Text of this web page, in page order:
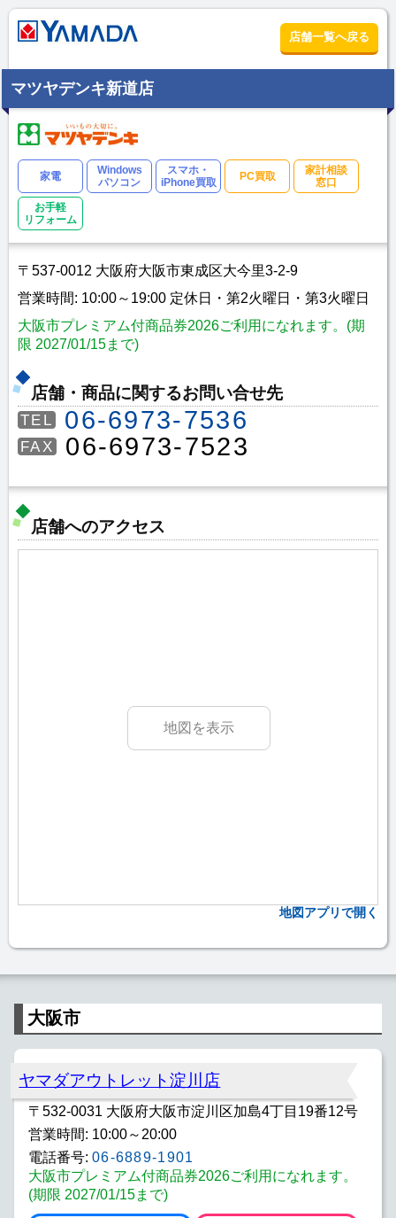
店舗一覧へ戻る
マツヤデンキ新道店
家電
Windows
パソコン
スマホ・
iPhone買取
PC買取
家計相談
窓口
お手軽
リフォーム
〒537-0012 大阪府大阪市東成区大今里3-2-9
営業時間: 10:00～19:00 定休日・第2火曜日・第3火曜日
大阪市プレミアム付商品券2026ご利用になれます。(期
限 2027/01/15まで)
店舗・商品に関するお問い合せ先
TEL 06-6973-7536
FAX 06-6973-7523
店舗へのアクセス
地図を表示
地図アプリで開く
大阪市
ヤマダアウトレット淀川店
〒532-0031 大阪府大阪市淀川区加島4丁目19番12号
営業時間: 10:00～20:00
電話番号: 06-6889-1901
大阪市プレミアム付商品券2026ご利用になれます。
(期限 2027/01/15まで)